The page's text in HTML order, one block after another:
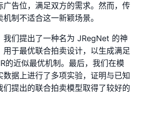
广告位，满足双方的需求。然而，传
制不适合这一新颖场景。
我们提出了一种名为 JRegNet 的神
用于最优联合拍卖设计，以生成满足
的近似最优机制。最后，我们在模
数据上进行了多项实验，证明与已知
们提出的联合拍卖模型取得了较好的